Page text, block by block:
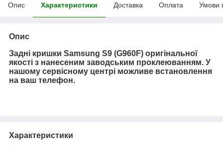
Опис Характеристики Доставка Оплата Умови
Опис
Задні кришки Samsung S9 (G960F) оригінальної
якості з нанесеним заводським проклеюванням. У
нашому сервісному центрі можливе встановлення
на ваш телефон.
Характеристики